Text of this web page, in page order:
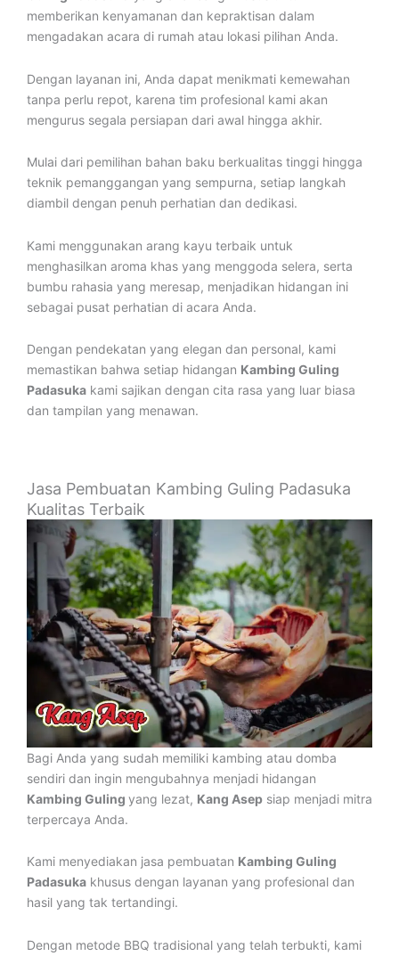
memberikan kenyamanan dan kepraktisan dalam
mengadakan acara di rumah atau lokasi pilihan Anda.
Dengan layanan ini, Anda dapat menikmati kemewahan
tanpa perlu repot, karena tim profesional kami akan
mengurus segala persiapan dari awal hingga akhir.
Mulai dari pemilihan bahan baku berkualitas tinggi hingga
teknik pemanggangan yang sempurna, setiap langkah
diambil dengan penuh perhatian dan dedikasi.
Kami menggunakan arang kayu terbaik untuk
menghasilkan aroma khas yang menggoda selera, serta
bumbu rahasia yang meresap, menjadikan hidangan ini
sebagai pusat perhatian di acara Anda.
Dengan pendekatan yang elegan dan personal, kami
memastikan bahwa setiap hidangan Kambing Guling
Padasuka kami sajikan dengan cita rasa yang luar biasa
dan tampilan yang menawan.
Jasa Pembuatan Kambing Guling Padasuka
Kualitas Terbaik
Bagi Anda yang sudah memiliki kambing atau domba
sendiri dan ingin mengubahnya menjadi hidangan
Kambing Guling yang lezat, Kang Asep siap menjadi mitra
terpercaya Anda.
Kami menyediakan jasa pembuatan Kambing Guling
Padasuka khusus dengan layanan yang profesional dan
hasil yang tak tertandingi.
Dengan metode BBQ tradisional yang telah terbukti, kami